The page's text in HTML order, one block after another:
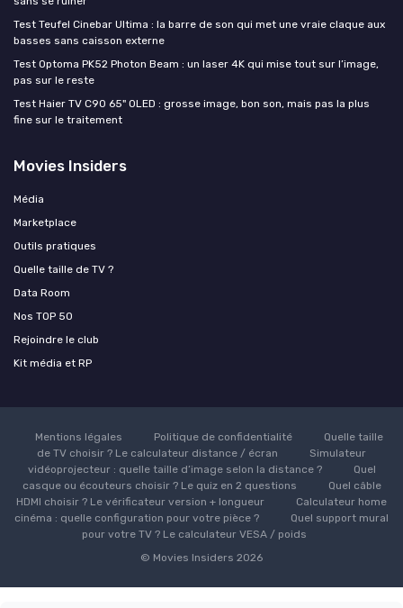
Test Teufel Cinebar Ultima : la barre de son qui met une vraie claque aux
basses sans caisson externe
Test Optoma PK52 Photon Beam : un laser 4K qui mise tout sur l’image,
pas sur le reste
Test Haier TV C90 65" OLED : grosse image, bon son, mais pas la plus
fine sur le traitement
Movies Insiders
Média
Marketplace
Outils pratiques
Quelle taille de TV ?
Data Room
Nos TOP 50
Rejoindre le club
Kit média et RP
Mentions légales Politique de confidentialité
Quelle taille
de TV choisir ? Le calculateur distance / écran
Simulateur
vidéoprojecteur : quelle taille d’image selon la distance ?
Quel
casque ou écouteurs choisir ? Le quiz en 2 questions
Quel câble
HDMI choisir ? Le vérificateur version + longueur
Calculateur home
cinéma : quelle configuration pour votre pièce ?
Quel support mural
pour votre TV ? Le calculateur VESA / poids
© Movies Insiders 2026